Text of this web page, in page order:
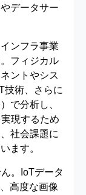
データサー
ンフラ事業
フィジカル
ントやシス
技術、さらに
で分析し、
現するため
社会課題に
ます。
。IoTデータ
高度な画像